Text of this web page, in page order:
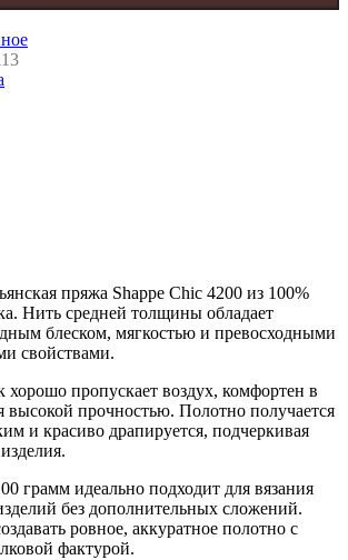
пряжа Shappe Chic 4200 из 100%
Нить средней толщины обладает
блеском, мягкостью и превосходными
свойствами.
пропускает воздух, комфортен в
высокой прочностью. Полотно получается
и красиво драпируется, подчеркивая
грамм идеально подходит для вязания
без дополнительных сложений.
ровное, аккуратное полотно с
фактурой.